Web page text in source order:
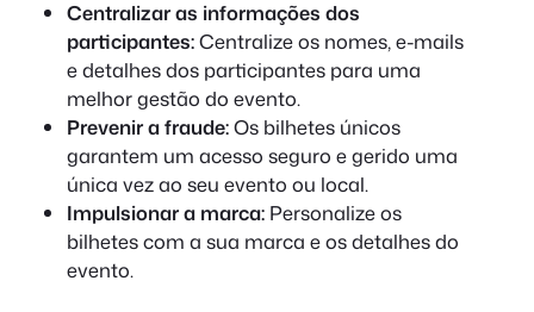
Centralizar as informações dos
participantes:Centralize os nomes, e-mails
e detalhes dos participantes para uma
melhor gestão do evento.
Prevenir a fraude:Os bilhetes únicos
garantem um acesso seguro e gerido uma
única vez ao seu evento ou local.
Impulsionar a marca: Personalize os
bilhetes com a sua marca e os detalhes do
evento.